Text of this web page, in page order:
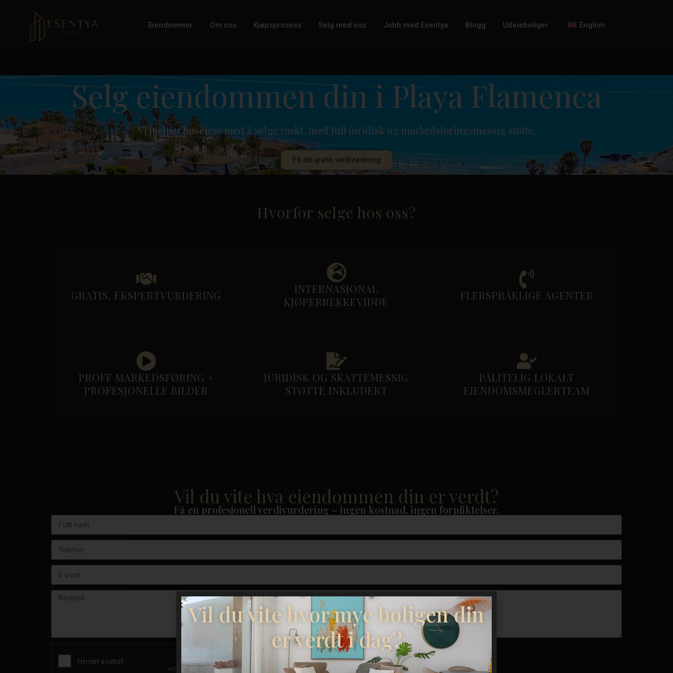
Eiendommer Om oss Kjøpsprosess Selg med oss Jobb med Esentya Blogg Utleieboliger English
Selg eiendommen din i Playa Flamenca
Vi hjelper huseiere med å selge raskt, med full juridisk og markedsføringsmessig støtte.
Få din gratis verdivurdering
Hvorfor selge hos oss?
GRATIS, EKSPERTVURDERING
INTERNASJONAL
KJØPERREKKEVIDDE
FLERSPRÅKLIGE AGENTER
PROFF MARKEDSFØRING +
PROFESJONELLE BILDER
JURIDISK OG SKATTEMESSIG
STØTTE INKLUDERT
PÅLITELIG LOKALT
EIENDOMSMEGLERTEAM
Vil du vite hva eiendommen din er verdt?
Få en profesjonell verdivurdering – ingen kostnad, ingen forpliktelser.
Vil du vite hvor mye boligen din
er verdt i dag?